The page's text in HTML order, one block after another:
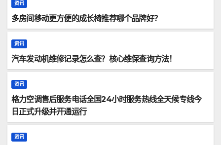
资讯
多房间移动更方便的成长椅推荐哪个品牌好？
资讯
汽车发动机维修记录怎么查？核心维保查询方法！
资讯
格力空调售后服务电话全国24小时服务热线全天候专线今
日正式升级并开通运行
资讯